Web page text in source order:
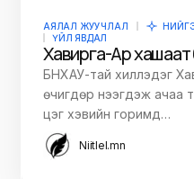
АЯЛАЛ ЖУУЧЛАЛ
ҮЙЛ ЯВДАЛ
Хавирга-Ар
БНХАУ-тай хиллэдэг
өчигдөр нээгдэж ачаа
цэг хэвийн горимд…
Niitlel.mn